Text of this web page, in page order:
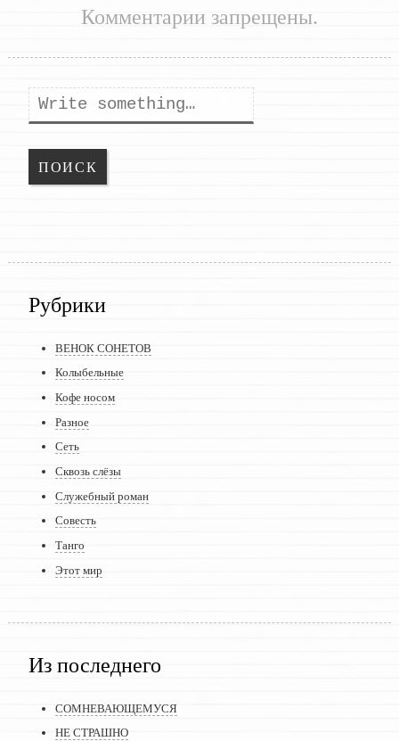
Комментарии запрещены.
Поиск
Рубрики
ВЕНОК СОНЕТОВ
Колыбельные
Кофе носом
Разное
Сеть
Сквозь слёзы
Служебный роман
Совесть
Танго
Этот мир
Из последнего
СОМНЕВАЮЩЕМУСЯ
НЕ СТРАШНО